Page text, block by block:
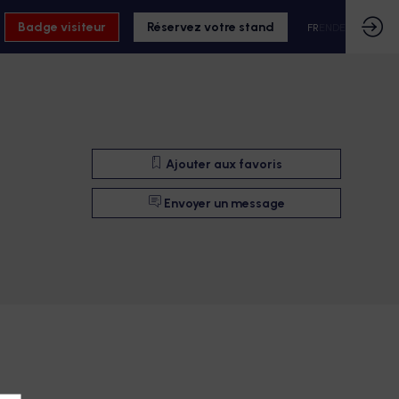
Badge visiteur Réservez votre stand FR
Ajouter aux favoris
Envoyer un message